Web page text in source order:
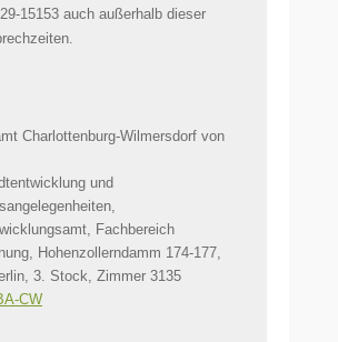
15153 auch außerhalb dieser
Charlottenburg-Wilmersdorf von
und
Fachbereich
Hohenzollerndamm 174-177,
3. Stock, Zimmer 3135
CW